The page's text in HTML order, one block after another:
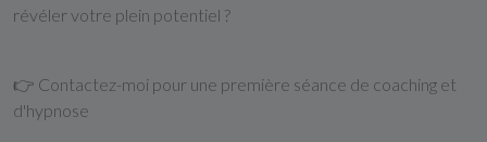
révéler votre plein potentiel ?
👉 Contactez-moi pour une première séance de coaching et
d'hypnose